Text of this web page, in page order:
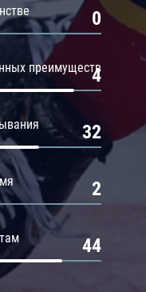
0
преимуществ
4
32
2
44